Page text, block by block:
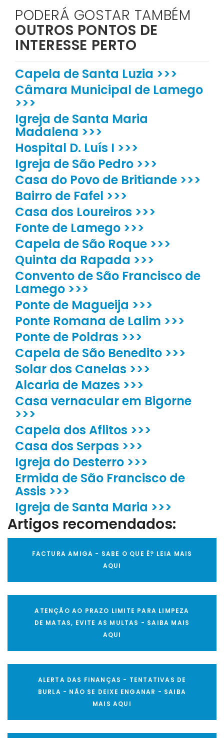
PODERÁ GOSTAR TAMBÉM
OUTROS PONTOS DE
INTERESSE PERTO
Capela de Santa Luzia >>>
Câmara Municipal de Lamego
>>>
Igreja de Santa Maria
Madalena >>>
Hospital D. Luís I >>>
Igreja de São Pedro >>>
Casa do Povo de Britiande >>>
Bairro de Fafel >>>
Casa dos Loureiros >>>
Fonte de Lamego >>>
Capela de São Roque >>>
Quinta da Rapada >>>
Convento de São Francisco de
Lamego >>>
Ponte de Magueija >>>
Ponte Romana de Lalim >>>
Ponte de Poldras >>>
Capela de São Benedito >>>
Solar dos Canelas >>>
Alcaria de Mazes >>>
Casa vernacular em Bigorne
>>>
Capela dos Aflitos >>>
Casa dos Serpas >>>
Igreja do Desterro >>>
Ermida de São Francisco de
Assis >>>
Igreja de Santa Maria >>>
Artigos recomendados:
FACTURA AMIGA - SABE O QUE É? LEIA MAIS
AQUI
ATENÇÃO AO PRAZO LIMITE PARA LIMPEZA
DE MATAS, EVITE AS MULTAS - SAIBA MAIS
AQUI
ALERTA DAS FINANÇAS - TENTATIVAS DE
BURLA - NÃO SE DEIXE ENGANAR - SAIBA
MAIS AQUI